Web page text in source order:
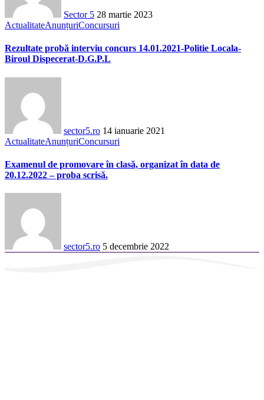
Sector 5 28 martie 2023
ActualitateAnunțuriConcursuri
Rezultate probă interviu concurs 14.01.2021-Politie Locala-
Biroul Dispecerat-D.G.P.L
sector5.ro 14 ianuarie 2021
ActualitateAnunțuriConcursuri
Examenul de promovare în clasă, organizat în data de
20.12.2022 – proba scrisă.
sector5.ro 5 decembrie 2022